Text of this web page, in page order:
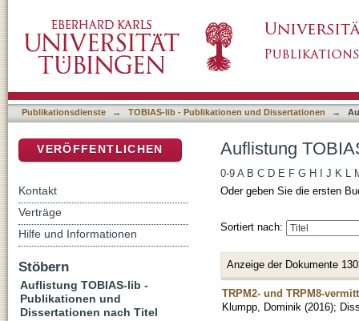
Publikationsdienste → TOBIAS-lib - Publikationen und Dissertationen →
Auflistung
0-9 A B C D E F G H J K L
Oder geben Sie die ersten
Sortiert nach:
Anzeige der Dokumente
TRPM2- und TRPM8-
Klumpp, Dominik (2016);
VERÖFFENTLICHEN
Kontakt
Verträge
Hilfe und Informationen
Stöbern
Auflistung TOBIAS-lib -
Publikationen und
Dissertationen nach Titel